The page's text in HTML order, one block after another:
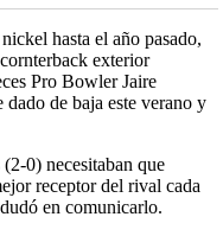
hasta el año pasado,
exterior
Pro Bowler Jaire
de baja este verano y
0) necesitaban que
receptor del rival cada
en comunicarlo.